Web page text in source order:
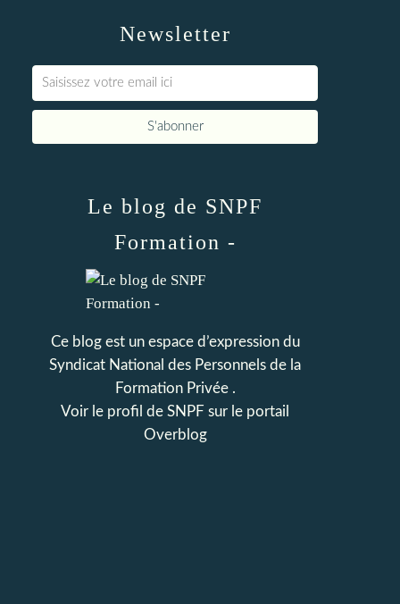
Newsletter
Le blog de SNPF
Formation -
Ce blog est un espace d’expression du
Syndicat National des Personnels de la
Formation Privée .
Voir le profil de SNPF sur le portail
Overblog